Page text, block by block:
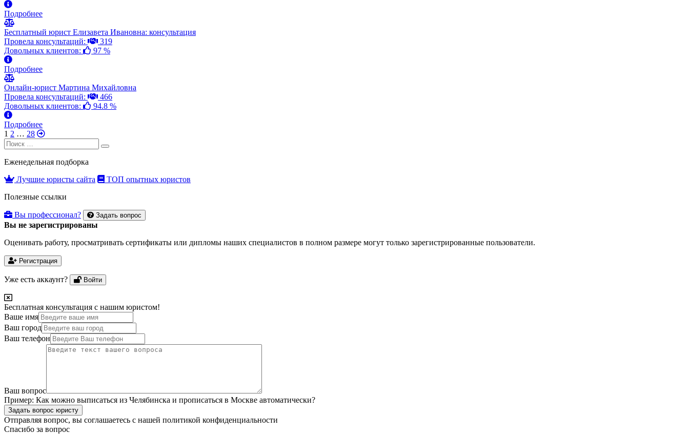
Подробнее
Бесплатный юрист Елизавета Ивановна: консультация
Провела консультаций:
319
Довольных клиентов:
97 %
Подробнее
Онлайн-юрист Мартина Михайловна
Провела консультаций:
466
Довольных клиентов:
94.8 %
Подробнее
1 2 … 28
Search
for:
Search
Еженедельная подборка
Лучшие юристы сайта
ТОП опытных юристов
Полезные ссылки
Вы профессионал? Задать вопрос
Вы не зарегистрированы
Оценивать работу, просматривать сертификаты или дипломы наших специалистов в полном размере могут только зарегистрированные пользователи.
Регистрация
Уже есть аккаунт? Войти
Бесплатная консультация с нашим юристом!
Ваше имя
Ваш город
Ваш телефон
Ваш вопрос
Пример: Как можно выписаться из Челябинска и прописаться в Москве автоматически?
Задать вопрос юристу
Отправляя вопрос, вы соглашаетесь с нашей политикой конфиденциальности
Спасибо за вопрос